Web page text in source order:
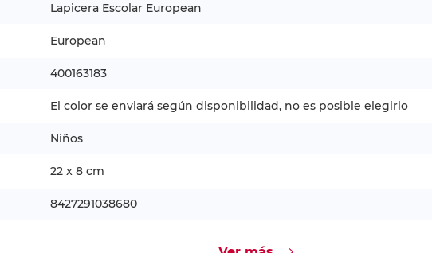
Lapicera Escolar European
European
400163183
El color se enviará según disponibilidad, no es posible elegirlo
Niños
22 x 8 cm
8427291038680